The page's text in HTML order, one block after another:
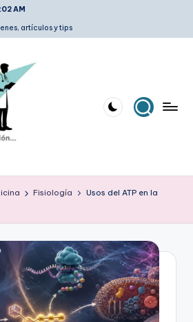
AM
artículos y tips
Fisiología
Usos del ATP en la